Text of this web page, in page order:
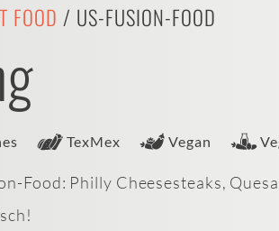
FOOD / US-FUSION-FOOD
TexMex Vegan
Food: Philly Cheesesteaks,